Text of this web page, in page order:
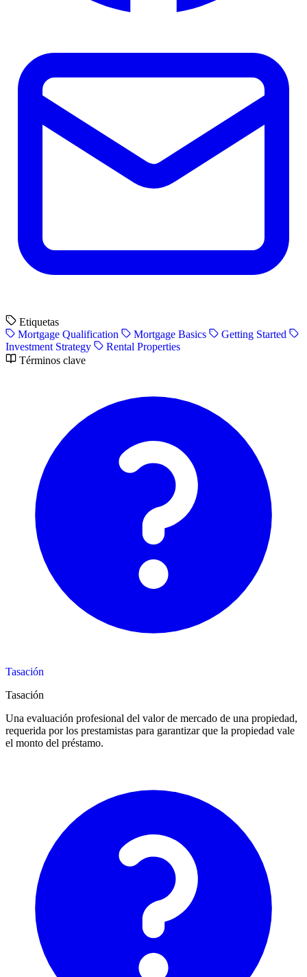
Etiquetas
Mortgage Qualification
Mortgage Basics
Getting Started
Investment Strategy
Rental Properties
Términos clave
Tasación
Tasación
Una evaluación profesional del valor de mercado de una propiedad,
requerida por los prestamistas para garantizar que la propiedad vale
el monto del préstamo.